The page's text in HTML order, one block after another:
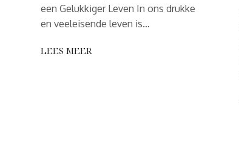
een Gelukkiger Leven In ons drukke
en veeleisende leven is…
LEES MEER